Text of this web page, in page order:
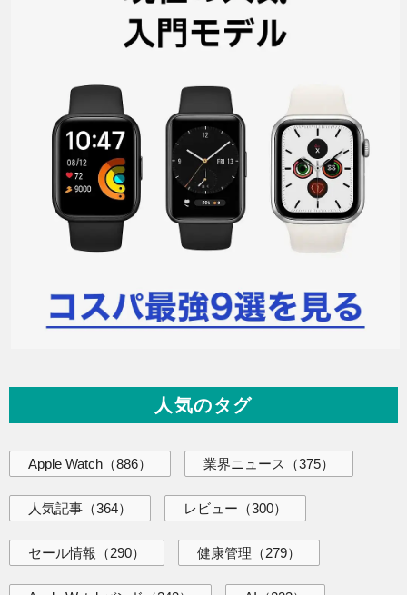
人気のタグ
Apple Watch （886） 業界ニュース （375）
人気記事 （364） レビュー （300）
セール情報 （290） 健康管理 （279）